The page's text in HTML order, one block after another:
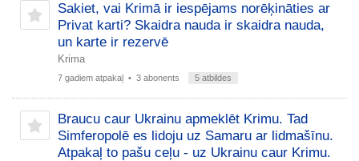
Sakiet, vai Krimā ir iespējams norēķināties ar
Privat karti? Skaidra nauda ir skaidra nauda, ​​
un karte ir rezervē
Krima
7 gadiem atpakaļ • 3 abonents 5 atbildes
Braucu caur Ukrainu apmeklēt Krimu. Tad
Simferopolē es lidoju uz Samaru ar lidmašīnu.
Atpakaļ to pašu ceļu - uz Ukrainu caur Krimu.